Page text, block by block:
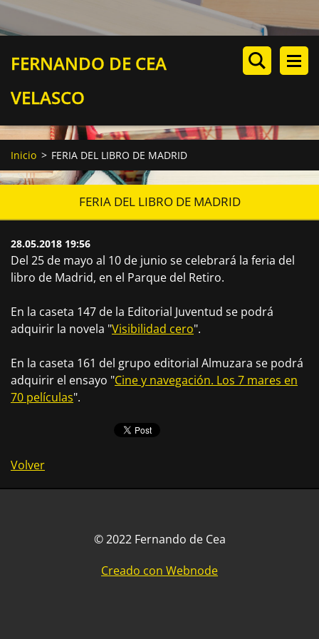
FERNANDO DE CEA
VELASCO
Inicio > FERIA DEL LIBRO DE MADRID
FERIA DEL LIBRO DE MADRID
28.05.2018 19:56
Del 25 de mayo al 10 de junio se celebrará la feria del
libro de Madrid, en el Parque del Retiro.
En la caseta 147 de la Editorial Juventud se podrá
adquirir la novela "Visibilidad cero".
En la caseta 161 del grupo editorial Almuzara se podrá
adquirir el ensayo "Cine y navegación. Los 7 mares en
70 películas".
Volver
© 2022 Fernando de Cea
Creado con Webnode